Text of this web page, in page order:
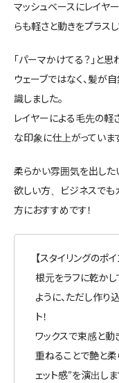
マッシュベースにレイヤ
らも軽さと動きをプラス
「パーマかけてる？」と
ウェーブではなく、髪が
識しました。
レイヤーによる毛先の軽
な印象に仕上がっていま
柔らかい雰囲気を出した
欲しい方、ビジネスで
方におすすめです！
【スタイリングのポイ
根元をラフに乾か
ように、ただし作り
ト！
ワックスで束感と動
重ねることで艶と柔
ェット感”を演出しま